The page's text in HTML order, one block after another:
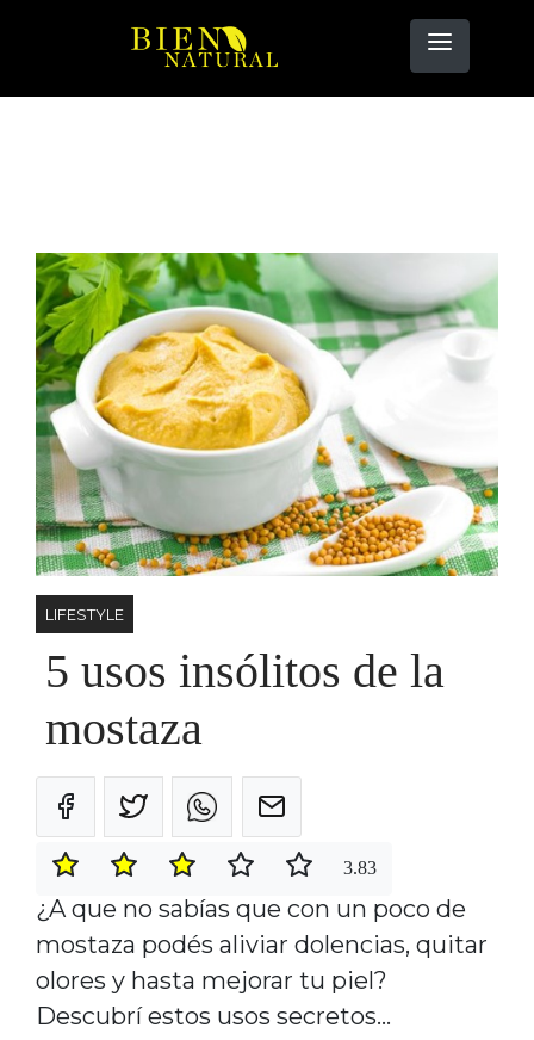
LIFESTYLE
5 usos insólitos de la
mostaza
3.83
¿A que no sabías que con un poco de
mostaza podés aliviar dolencias, quitar
olores y hasta mejorar tu piel?
Descubrí estos usos secretos...